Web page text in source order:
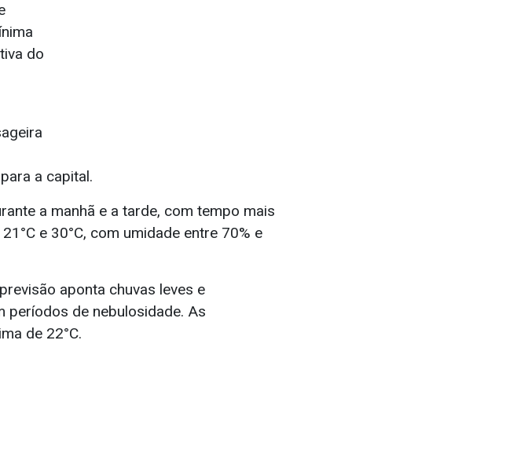
do
a capital.
a manhã e a tarde, com tempo mais
e 30°C, com umidade entre 70% e
aponta chuvas leves e
períodos de nebulosidade. As
de 22°C.